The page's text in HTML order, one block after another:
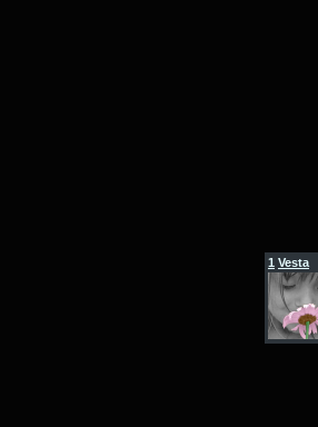
1 Vesta